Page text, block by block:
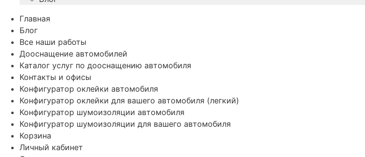
Главная
Блог
Все наши работы
Дооснащение автомобилей
Каталог услуг по дооснащению автомобиля
Контакты и офисы
Конфигуратор оклейки автомобиля
Конфигуратор оклейки для вашего автомобиля (легкий)
Конфигуратор шумоизоляции автомобиля
Конфигуратор шумоизоляции для вашего автомобиля
Корзина
Личный кабинет